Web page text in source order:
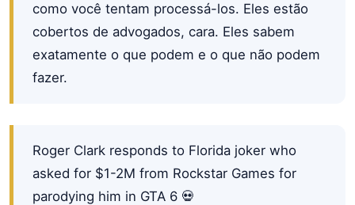
como você tentam processá-los. Eles estão
cobertos de advogados, cara. Eles sabem
exatamente o que podem e o que não podem
fazer.
Roger Clark responds to Florida joker who
asked for $1-2M from Rockstar Games for
parodying him in GTA 6 💀